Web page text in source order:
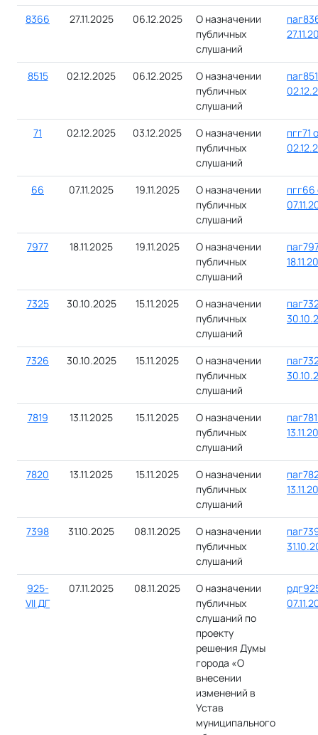
8366 27.11.2025 06.12.2025
О назначении
публичных
слушаний
8515 02.12.2025 06.12.2025
О назначении
публичных
слушаний
71 02.12.2025 03.12.2025
О назначении
публичных
слушаний
пгг71
66 07.11.2025 19.11.2025
О назначении
публичных
слушаний
пгг66
7977 18.11.2025 19.11.2025
О назначении
публичных
слушаний
7325 30.10.2025 15.11.2025
О назначении
публичных
слушаний
7326 30.10.2025 15.11.2025
О назначении
публичных
слушаний
7819 13.11.2025 15.11.2025
О назначении
публичных
слушаний
7820 13.11.2025 15.11.2025
О назначении
публичных
слушаний
7398 31.10.2025 08.11.2025
О назначении
публичных
слушаний
925-
VII ДГ
07.11.2025 08.11.2025
О назначении
публичных
слушаний по
проекту
решения Думы
города «О
внесении
изменений в
Устав
муниципального